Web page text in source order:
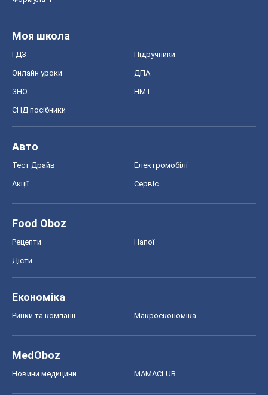
Моя школа
ГДЗ Підручники
Онлайн уроки ДПА
ЗНО НМТ
СНД посібники
Авто
Тест Драйв Електромобілі
Акції Сервіс
Food Oboz
Рецепти Напої
Дієти
Економіка
Ринки та компанії Макроекономіка
MedOboz
Новини медицини MAMACLUB